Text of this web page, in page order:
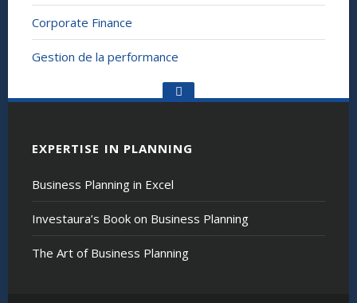
Corporate Finance
Gestion de la performance
Go
to
top
EXPERTISE IN PLANNING
Business Planning in Excel
Investaura’s Book on Business Planning
The Art of Business Planning